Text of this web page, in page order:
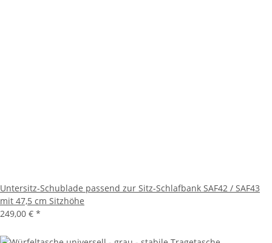
Untersitz-Schublade passend zur Sitz-Schlafbank SAF42 / SAF43
mit 47,5 cm Sitzhöhe
249,00 € *